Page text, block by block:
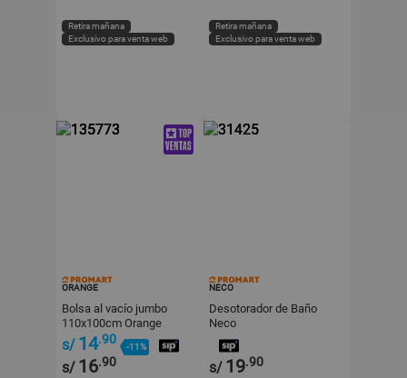
Retira mañana
Exclusivo para venta web
Retira mañana
Exclusivo para venta web
ORANGE
Bolsa al vacío jumbo
110x100cm Orange
s/ 14.90
-11%
s/ 16.90
NECO
Desotorador de Baño
Neco
s/ 19.90